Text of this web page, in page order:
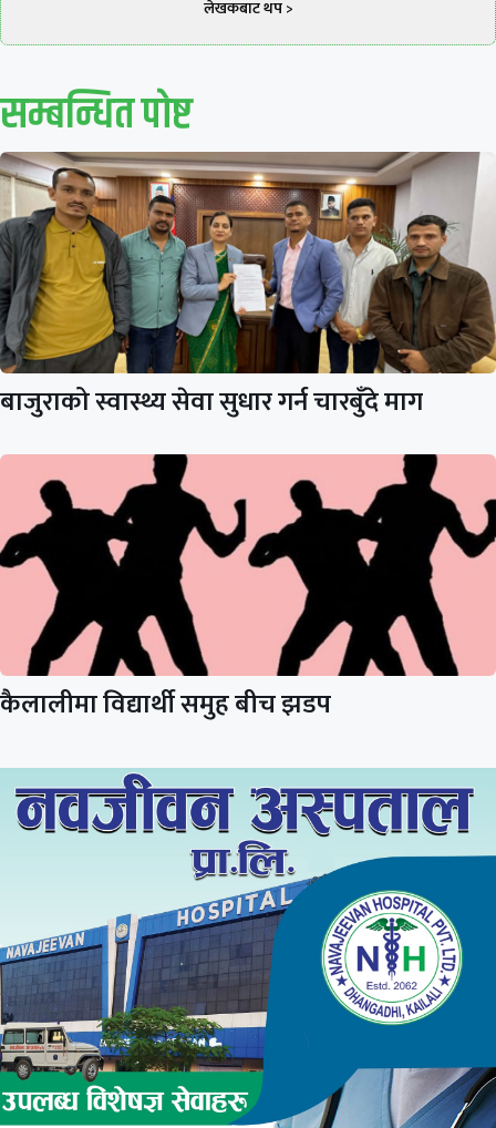
लेखकबाट थप >
सम्बन्धित पाेष्ट
बाजुराको स्वास्थ्य सेवा सुधार गर्न चारबुँदे माग
कैलालीमा विद्यार्थी समुह बीच झडप